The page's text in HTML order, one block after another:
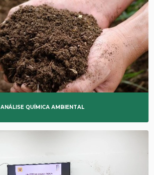
ANÁLISE QUÍMICA AMBIENTAL